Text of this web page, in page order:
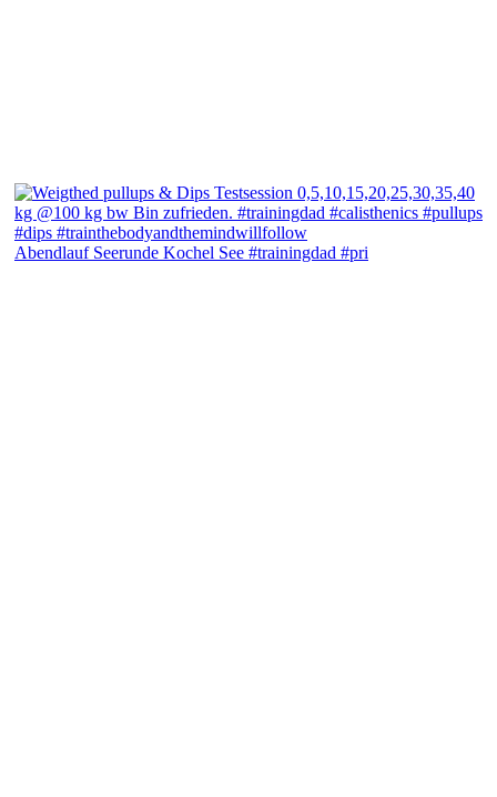
Abendlauf Seerunde Kochel See #trainingdad #pri